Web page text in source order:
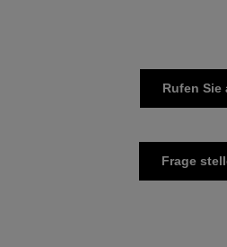
Rufen Sie
Frage